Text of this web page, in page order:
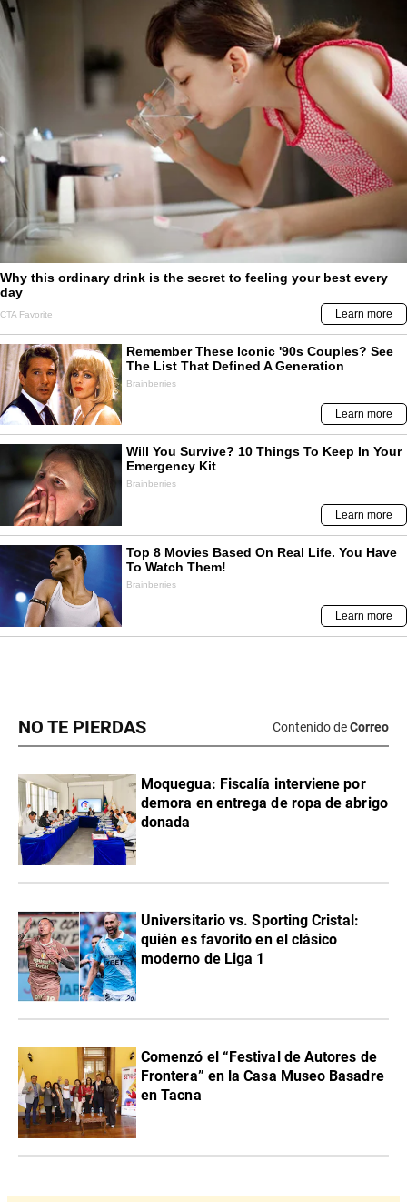
NO TE PIERDAS Contenido deCorreo
Moquegua: Fiscalía interviene por
demora en entrega de ropa de abrigo
donada
Universitario vs. Sporting Cristal:
quién es favorito en el clásico
moderno de Liga 1
Comenzó el “Festival de Autores de
Frontera” en la Casa Museo Basadre
en Tacna